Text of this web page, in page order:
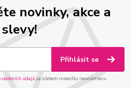
novinky, akce a
slevy!
Přihlásit se
osobních údajůza účelem rozesílky newsletteru.